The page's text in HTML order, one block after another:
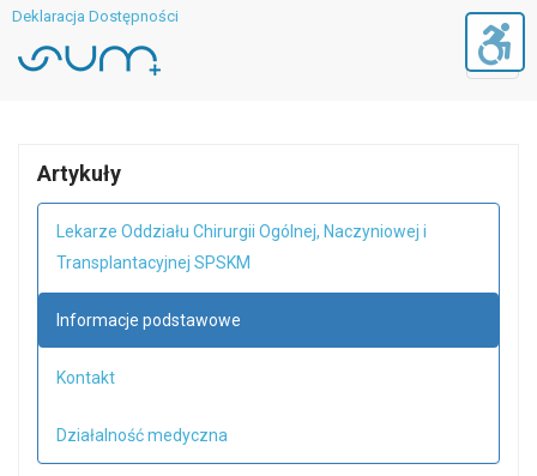
Deklaracja Dostępności
Artykuły
Lekarze Oddziału Chirurgii Ogólnej, Naczyniowej i
Transplantacyjnej SPSKM
Informacje podstawowe
Kontakt
Działalność medyczna